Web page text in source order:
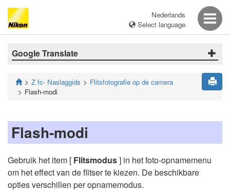
Nederlands
Select language
Google Translate
Z fc- Naslaggids
Flitsfotografie op de camera
Flash-modi
Flash-modi
Gebruik het item [ Flitsmodus] in het foto-opnamemenu
om het effect van de flitser te kiezen. De beschikbare
opties verschillen per opnamemodus.